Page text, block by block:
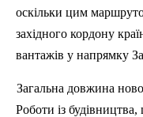
оскільки цим
західного кордону
вантажів у напрямку
Загальна довжина
Роботи із